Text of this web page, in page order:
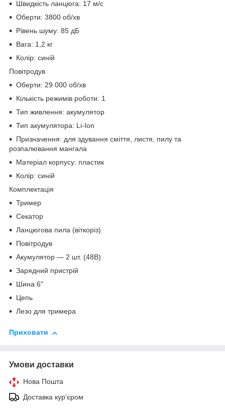
Швидкість ланцюга: 17 м/с
Оберти: 3800 об/хв
Рівень шуму: 85 дБ
Вага: 1,2 кг
Колір: синій
Повітродув
Оберти: 29 000 об/хв
Кількість режимів роботи: 1
Тип живлення: акумулятор
Тип акумулятора: Li-Ion
Призначення: для здування сміття, листя, пилу та
розпалювання мангала
Матеріал корпусу: пластик
Колір: синій
Комплектація
Тример
Секатор
Ланцюгова пила (віткоріз)
Повітродув
Акумулятор — 2 шт. (48В)
Зарядний пристрій
Шина 6"
Цепь
Лезо для тримера
Приховати
Умови доставки
Нова Пошта
Доставка кур'єром